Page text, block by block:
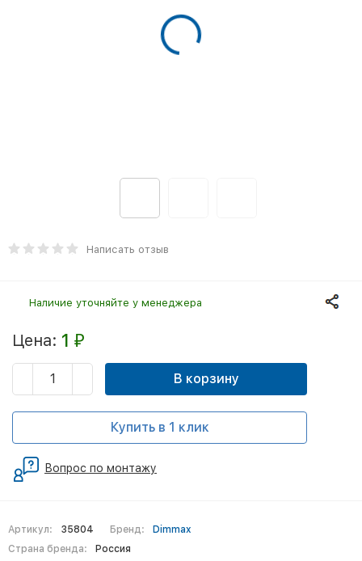
Написать отзыв
Артикул: 35804 Бренд:
Dimmax
Страна бренда:
Россия
Наличие уточняйте у менеджера
Цена: 1 ₽
В корзину
Купить в 1 клик
Вопрос по монтажу